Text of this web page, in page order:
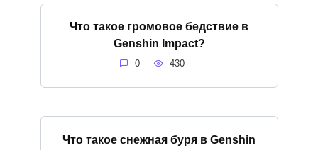
Что такое громовое бедствие в
Genshin Impact?
0 430
Что такое снежная буря в Genshin